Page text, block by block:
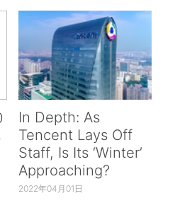
In Depth: As
Tencent Lays Off
Staff, Is Its ‘Winter’
Approaching?
2022年04月01日